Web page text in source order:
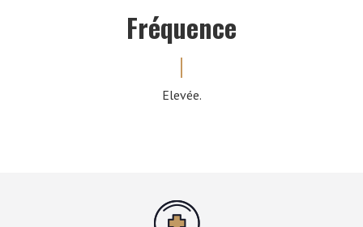
Fréquence
Elevée.